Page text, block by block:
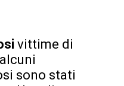
vittime di
sono stati